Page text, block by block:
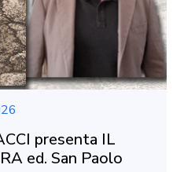
presenta IL
ed. San Paolo